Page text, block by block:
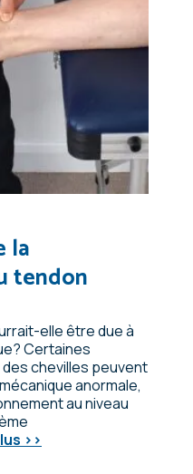
la
tendon
elle être due à
Certaines
chevilles peuvent
anormale,
au niveau
>>